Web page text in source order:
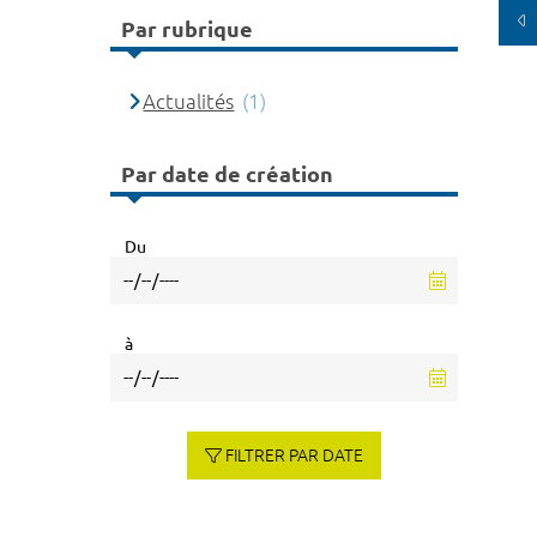
Par rubrique
Actualités (1)
Par date de création
Du
à
FILTRER PAR DATE